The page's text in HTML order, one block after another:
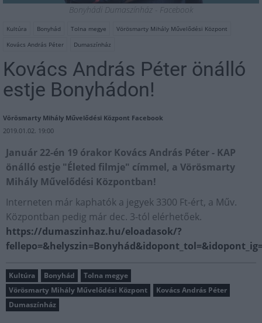
Bonyhádi Dumaszínház‎ - Facebook
Kultúra Bonyhád Tolna megye
Vörösmarty Mihály Művelődési Központ
Kovács András Péter
Dumaszínház
Kovács András Péter önálló
estje Bonyhádon!
Vörösmarty Mihály Művelődési Központ Facebook
2019.01.02. 19:00
Január 22-én 19 órakor Kovács András Péter - KAP
önálló estje "Életed filmje" címmel, a Vörösmarty
Mihály Művelődési Központban!
Interneten már kaphatók a jegyek 3300 Ft-ért, a Műv.
Központban pedig már dec. 3-tól elérhetőek.
https://dumaszinhaz.hu/eloadasok/?
Kultúra Bonyhád
Tolna megye
Vörösmarty Mihály Művelődési Központ
Kovács András Péter
Dumaszínház